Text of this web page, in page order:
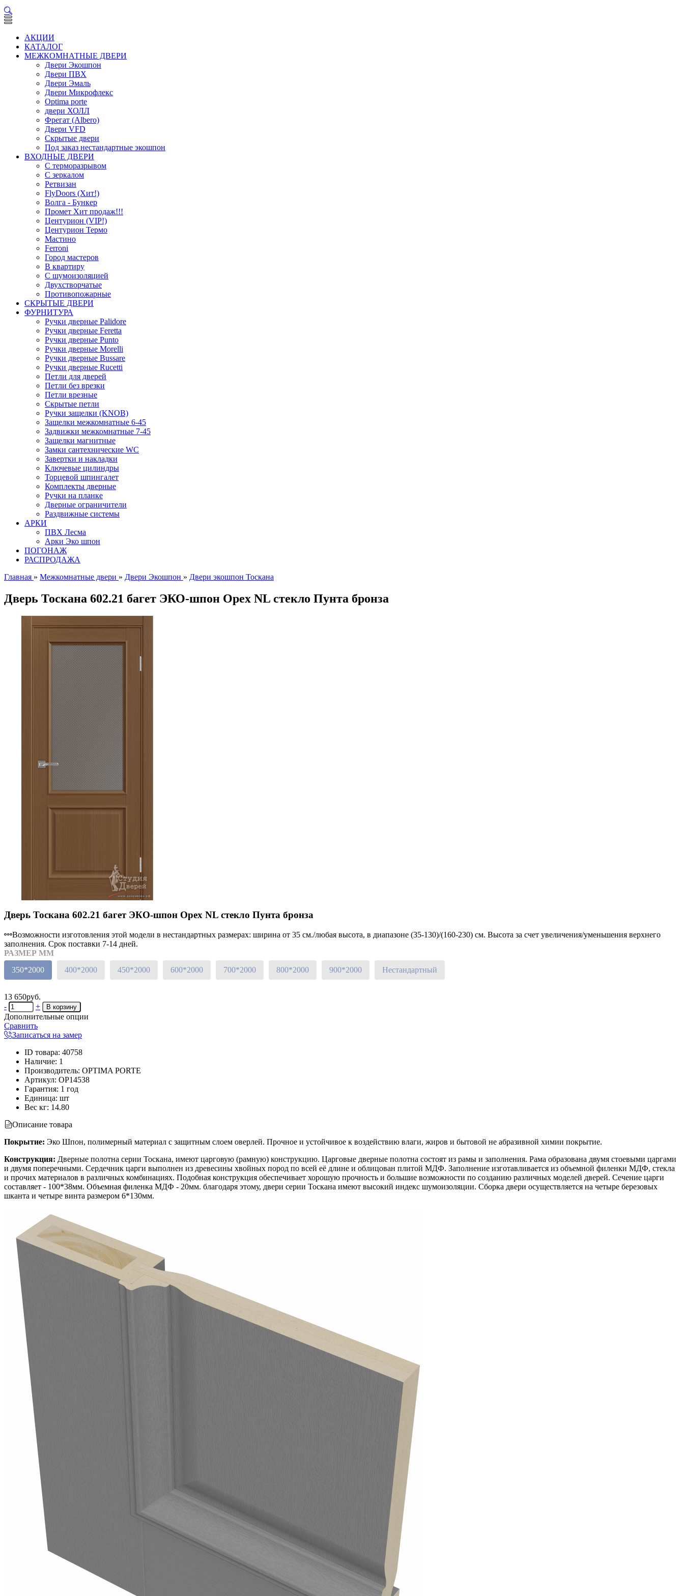
АКЦИИ
КАТАЛОГ
МЕЖКОМНАТНЫЕ ДВЕРИ
Двери Экошпон
Двери ПВХ
Двери Эмаль
Двери Микрофлекс
Optima porte
двери ХОЛЛ
Фрегат (Albero)
Двери VFD
Скрытые двери
Под заказ нестандартные экошпон
ВХОДНЫЕ ДВЕРИ
С терморазрывом
С зеркалом
Ретвизан
FlyDoors (Хит!)
Волга - Бункер
Промет Хит продаж!!!
Центурион (VIP!)
Центурион Термо
Мастино
Ferroni
Город мастеров
В квартиру
С шумоизоляцией
Двухстворчатые
Противопожарные
СКРЫТЫЕ ДВЕРИ
ФУРНИТУРА
Ручки дверные Palidore
Ручки дверные Feretta
Ручки дверные Punto
Ручки дверные Morelli
Ручки дверные Bussare
Ручки дверные Rucetti
Петли для дверей
Петли без врезки
Петли врезные
Скрытые петли
Ручки защелки (KNOB)
Защелки межкомнатные 6-45
Задвижки межкомнатные 7-45
Защелки магнитные
Замки сантехнические WC
Завертки и накладки
Ключевые цилиндры
Торцевой шпингалет
Комплекты дверные
Ручки на планке
Дверные ограничители
Раздвижные системы
АРКИ
ПВХ Лесма
Арки Эко шпон
ПОГОНАЖ
РАСПРОДАЖА
Главная » Межкомнатные двери » Двери Экошпон » Двери экошпон Тоскана
Дверь Тоскана 602.21 багет ЭКО-шпон Орех NL стекло Пунта бронза
Дверь Тоскана 602.21 багет ЭКО-шпон Орех NL стекло Пунта бронза
Возможности изготовления этой модели в нестандартных размерах: ширина от 35 см./любая высота, в диапазоне (35-130)/(160-230) см. Высота за счет увеличения/уменьшения верхнего
заполнения. Срок поставки 7-14 дней.
РАЗМЕР ММ
350*2000
400*2000 450*2000 600*2000 700*2000 800*2000 900*2000 Нестандартный
13 650руб.
-
+
Дополнительные опции
Сравнить
Записаться на замер
ID товара: 40758
Наличие: 1
Производитель: OPTIMA PORTE
Артикул: OP14538
Гарантия: 1 год
Единица: шт
Вес кг: 14.80
Описание товара
Покрытие: Эко Шпон, полимерный материал с защитным слоем оверлей. Прочное и устойчивое к воздействию влаги, жиров и бытовой не абразивной химии покрытие.
Конструкция: Дверные полотна серии Тоскана, имеют царговую (рамную) конструкцию. Царговые дверные полотна состоят из рамы и заполнения. Рама образована двумя стоевыми царгами
и двумя поперечными. Сердечник царги выполнен из древесины хвойных пород по всей её длине и облицован плитой МДФ. Заполнение изготавливается из объемной филенки МДФ, стекла
и прочих материалов в различных комбинациях. Подобная конструкция обеспечивает хорошую прочность и большие возможности по созданию различных моделей дверей. Сечение царги
составляет - 100*38мм. Объемная филенка МДФ - 20мм. благодаря этому, двери серии Тоскана имеют высокий индекс шумоизоляции. Сборка двери осуществляется на четыре березовых
шканта и четыре винта размером 6*130мм.